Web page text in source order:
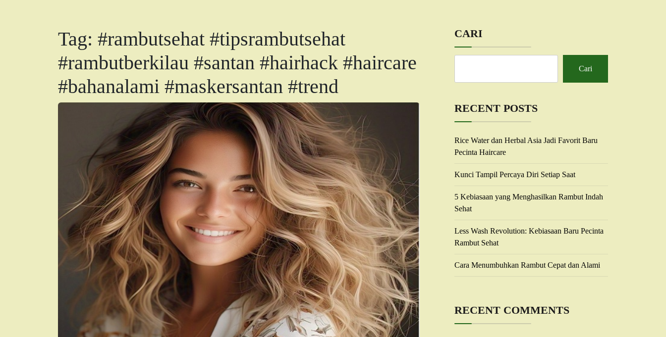
Tag: #rambutsehat #tipsrambutsehat
#rambutberkilau #santan #hairhack #haircare
#bahanalami #maskersantan #trend
CARI
Cari
RECENT POSTS
Rice Water dan Herbal Asia Jadi Favorit Baru
Pecinta Haircare
Kunci Tampil Percaya Diri Setiap Saat
5 Kebiasaan yang Menghasilkan Rambut Indah
Sehat
Less Wash Revolution: Kebiasaan Baru Pecinta
Rambut Sehat
Cara Menumbuhkan Rambut Cepat dan Alami
RECENT COMMENTS